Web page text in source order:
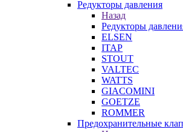
Редукторы давления
Назад
Редукторы
ELSEN
ITAP
STOUT
VALTEC
WATTS
GIACOMINI
GOETZE
ROMMER
Предохранительные